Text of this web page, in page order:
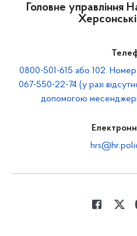
Головне управління
0800-501-615 або 102. Номер
067-550-22-74 (у разі
допомогою